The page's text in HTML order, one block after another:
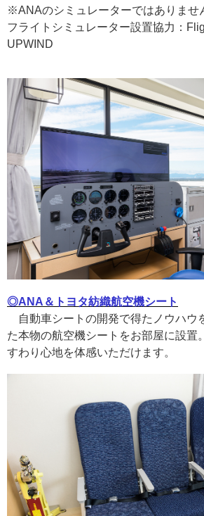
※ANAのシミュレーターではありませ
フライトシミュレーター設置協力：
UPWIND
◎ANA＆トヨタ紡織航空機シート
自動車シートの開発で得たノウハウ
た本物の航空機シートをお部屋に設置。
すわり心地を体感いただけます。